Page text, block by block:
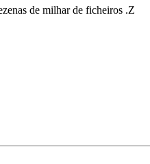
de milhar de ficheiros .Z